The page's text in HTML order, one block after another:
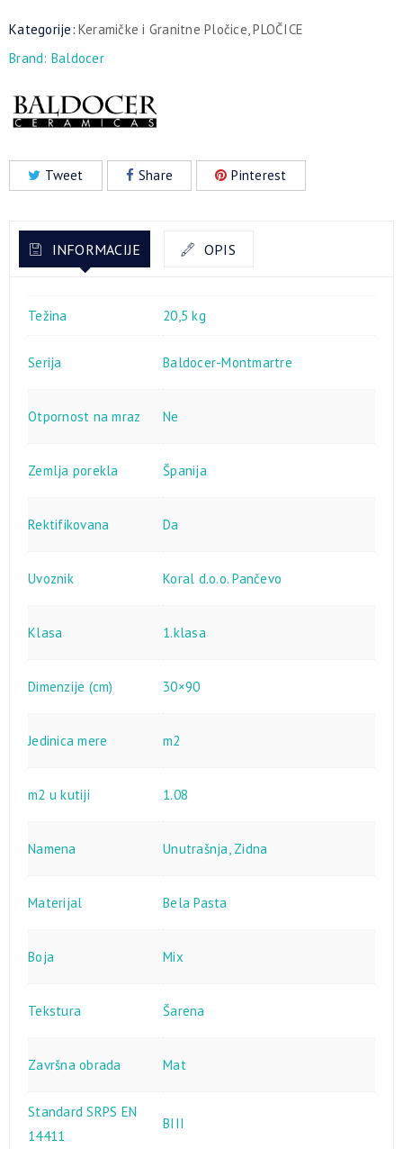
Kategorije: Keramičke i Granitne Pločice ,PLOČICE
Brand: Baldocer
Tweet Share Pinterest
INFORMACIJE OPIS
Težina 20,5 kg
Serija Baldocer-Montmartre
Otpornost na mraz Ne
Zemlja porekla Španija
Rektifikovana Da
Uvoznik Koral d.o.o. Pančevo
Klasa 1.klasa
Dimenzije (cm) 30×90
Jedinica mere m2
m2 u kutiji 1.08
Namena Unutrašnja Zidna
Materijal Bela Pasta
Boja Mix
Tekstura Šarena
Završna obrada Mat
Standard SRPS EN
14411
BIII